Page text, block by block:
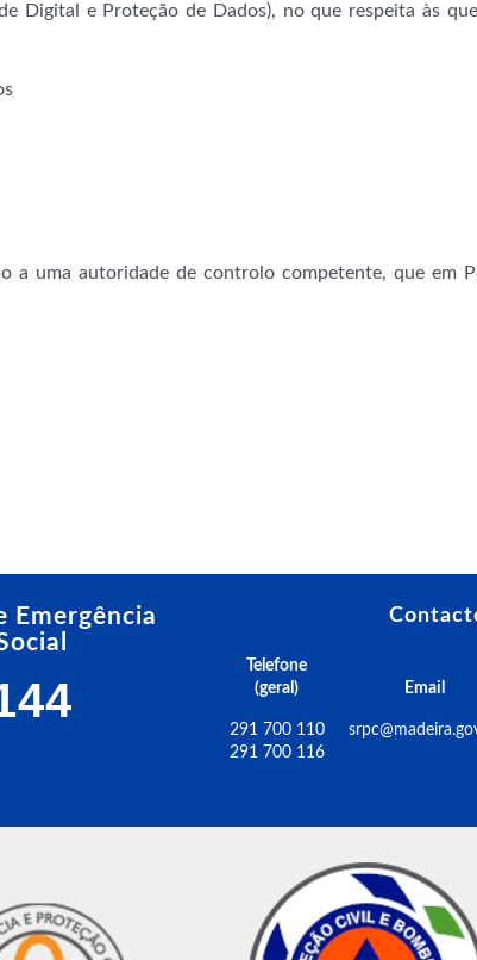
Digital e Proteção de Dados), no que respeita às
a uma autoridade de controlo competente, que em
Emergência
Telefone
(geral)
Email
291 700 110
291 700 116